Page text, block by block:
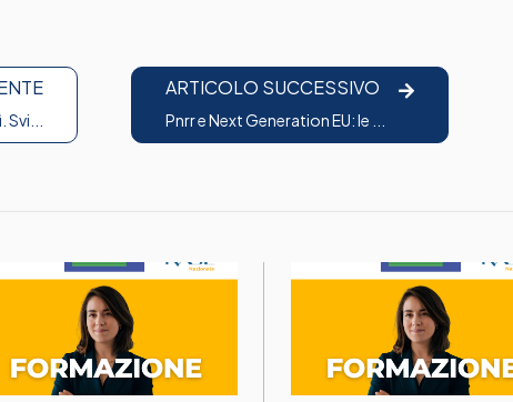
ARTICOLO SUCCESSIVO
Pnrr e Next Generation EU: le ...